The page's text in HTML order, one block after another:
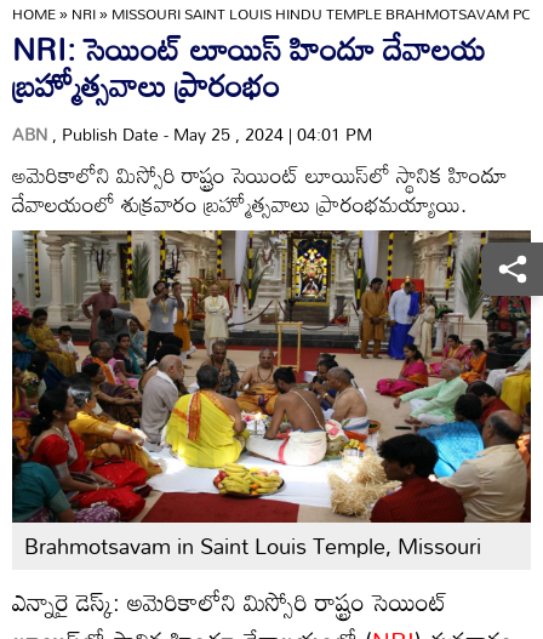
HOME»NRI»MISSOURI SAINT LOUIS HINDU TEMPLE BRAHMOTSAVAM
NRI: సెయింట్ లూయిస్ హిందూ దేవాలయ
బ్రహ్మోత్సవాలు ప్రారంభం
ABN, Publish Date - May 25 , 2024 | 04:01 PM
అమెరికాలోని మిస్సోరి రాష్ట్రం సెయింట్ లూయిస్‌లో స్థానిక హిందూ
దేవాలయంలో శుక్రవారం బ్రహ్మోత్సవాలు ప్రారంభమయ్యాయి.
Brahmotsavam in Saint Louis Temple, Missouri
ఎన్నారై డెస్క్: అమెరికాలోని మిస్సోరి రాష్ట్రం సెయింట్